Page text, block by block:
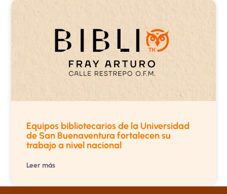
Equipos bibliotecarios de la Universidad
de San Buenaventura fortalecen su
trabajo a nivel nacional
Leer más